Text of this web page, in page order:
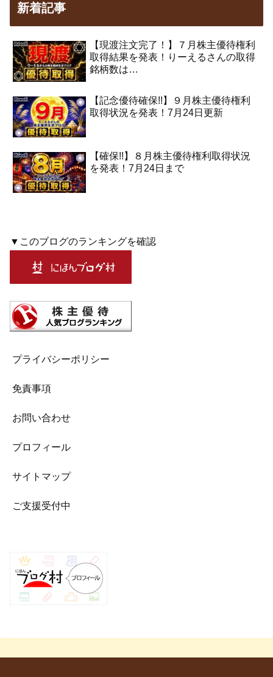
新着記事
【現渡注文完了！】７月株主優待権利
取得結果を発表！りーえるさんの取得
銘柄数は…
【記念優待確保!!】９月株主優待権利
取得状況を発表！7月24日更新
【確保!!】８月株主優待権利取得状況
を発表！7月24日まで
▼このブログのランキングを確認
プライバシーポリシー
免責事項
お問い合わせ
プロフィール
サイトマップ
ご支援受付中